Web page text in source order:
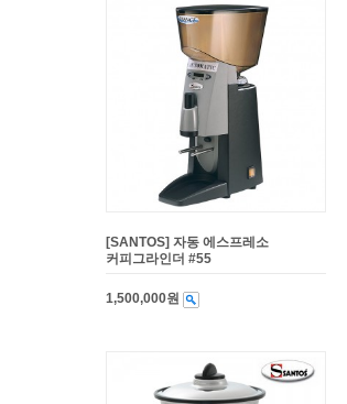
[SANTOS] 자동 에스프레소
커피그라인더 #55
1,500,000원